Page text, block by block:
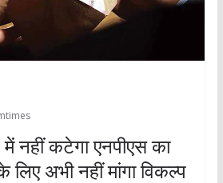
नहीं कटेगा एनपीएस का
अभी नहीं मांगा विकल्प